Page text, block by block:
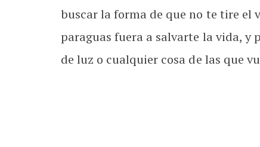
buscar la forma de que no te tire el
paraguas fuera a salvarte la vida, y
de luz o cualquier cosa de las que